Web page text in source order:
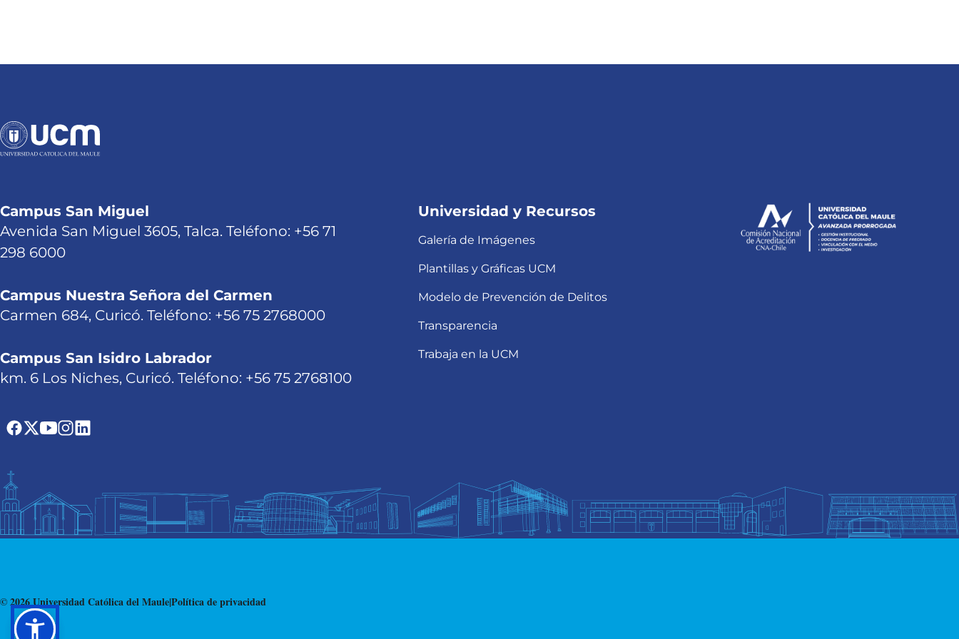
Campus San Miguel
Avenida San Miguel 3605, Talca. Teléfono: +56 71
298 6000
Campus Nuestra Señora del Carmen
Carmen 684, Curicó. Teléfono: +56 75 2768000
Campus San Isidro Labrador
km. 6 Los Niches, Curicó. Teléfono: +56 75 2768100
Universidad y Recursos
Galería de Imágenes
Plantillas y Gráficas UCM
Modelo de Prevención de Delitos
Transparencia
Trabaja en la UCM
© 2026 Universidad Católica del Maule|Política de privacidad